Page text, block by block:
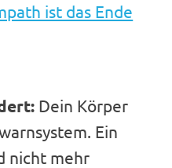
ist das Ende
Dein Körper
Ein
nicht mehr